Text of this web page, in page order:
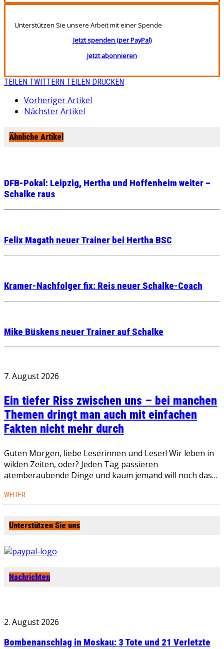
Unterstützen Sie unsere Arbeit mit einer Spende
Jetzt spenden (per PayPal)
Jetzt abonnieren
TEILEN TWITTERN TEILEN DRUCKEN
Vorheriger Artikel
Nächster Artikel
Ähnliche Artikel
DFB-Pokal: Leipzig, Hertha und Hoffenheim weiter –
Schalke raus
Felix Magath neuer Trainer bei Hertha BSC
Kramer-Nachfolger fix: Reis neuer Schalke-Coach
Mike Büskens neuer Trainer auf Schalke
7. August 2026
Ein tiefer Riss zwischen uns – bei manchen
Themen dringt man auch mit einfachen
Fakten nicht mehr durch
Guten Morgen, liebe Leserinnen und Leser! Wir leben in
wilden Zeiten, oder? Jeden Tag passieren
atemberaubende Dinge und kaum jemand will noch das…
WEITER
Unterstützen Sie uns
Nachrichten
2. August 2026
Bombenanschlag in Moskau: 3 Tote und 21 Verletzte